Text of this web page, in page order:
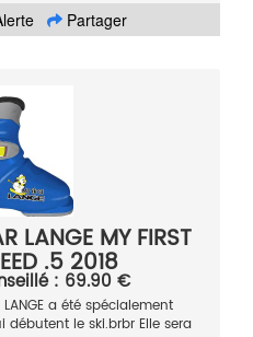
Partager
LANGE MY FIRST
.5 2018
: 69.90 €
a été spécialement
le ski.brbr Elle sera